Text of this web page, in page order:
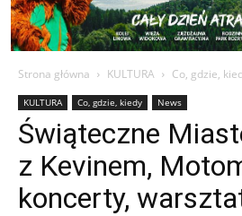
Strona główna KULTURA Co, gdzie,
KULTURA Co, gdzie, kiedy News
Świąteczne
z Kevinem,
koncerty,